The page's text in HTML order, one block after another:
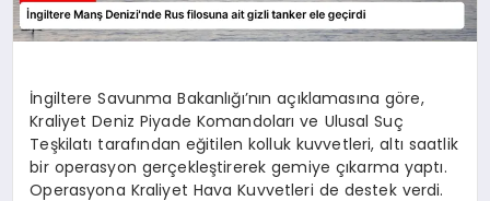
İngiltere Savunma Bakanlığı’nın açıklamasına göre,
Kraliyet Deniz Piyade Komandoları ve Ulusal Suç
Teşkilatı tarafından eğitilen kolluk kuvvetleri, altı saatlik
bir operasyon gerçekleştirerek gemiye çıkarma yaptı.
Operasyona Kraliyet Hava Kuvvetleri de destek verdi.